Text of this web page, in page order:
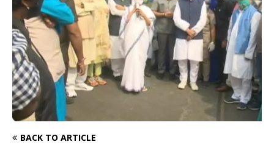
BACK TO ARTICLE